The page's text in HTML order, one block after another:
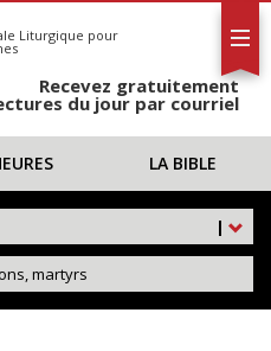
Liturgique pour
Recevez gratuitement
du jour par courriel
LA BIBLE
|
martyrs